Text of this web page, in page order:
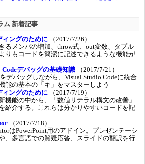
ム 新着記事
ングのために （2017/7/26）
るメンバの増加、throw式、out変数、タプル
りもコードを簡潔に記述できるような機能が
デバッグの基礎知識 （2017/7/21）
デバッグしながら、Visual Studio Codeに統合
能の基本の「キ」をマスターしよう
ングのために （2017/7/19）
機能の中から、「数値リテラル構文の改善」
紹介する。これらは分かりやすいコードを記
（2017/7/18）
はPowerPoint用のアドイン。プレゼンテーシ
、多言語での質疑応答、スライドの翻訳を行